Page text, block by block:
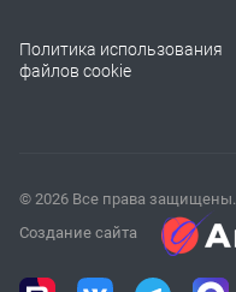
Политика использования
файлов cookie
© 2026 Все права защищены.
Создание сайта